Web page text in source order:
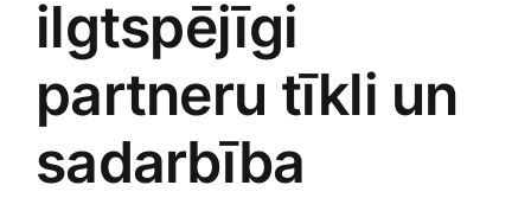
ilgtspējīgi
partneru tīkli un​
sadarbība